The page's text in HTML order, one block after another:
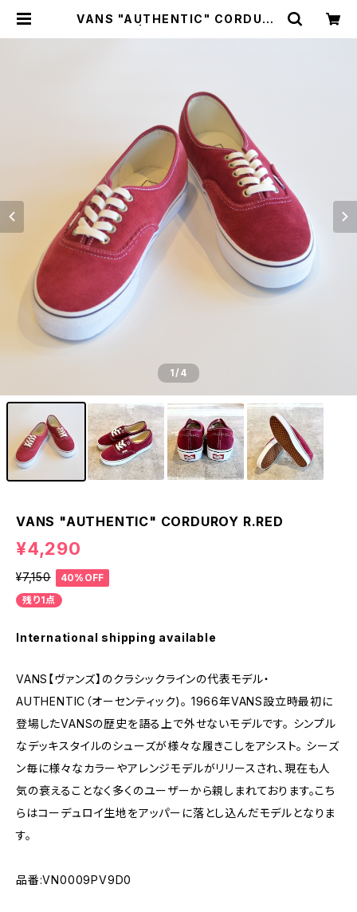
VANS "AUTHENTIC" CORDURO
1/4
VANS "AUTHENTIC" CORDUROY R.RED
¥4,290
¥7,150
40%OFF
残り1点
International shipping available
VANS【ヴァンズ】のクラシックラインの代表モデル・
AUTHENTIC（オーセンティック)。 1966年VANS設立時最初に
登場したVANSの歴史を語る上で外せないモデルです。 シンプル
なデッキスタイルのシューズが様々な履きこしをアシスト。 シーズ
ン毎に様々なカラーやアレンジモデルがリリースされ、現在も人
気の衰えることなく多くのユーザーから親しまれております。こち
らはコーデュロイ生地をアッパーに落とし込んだモデルとなりま
す。
品番:VN0009PV9D0